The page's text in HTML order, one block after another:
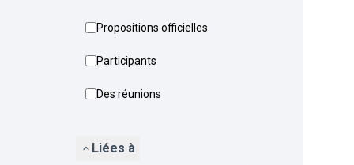
Propositions officielles
Participants
Des réunions
Liées à